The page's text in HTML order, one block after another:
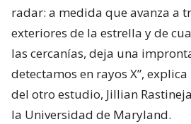
radar: a medida que avanza a
exteriores de la estrella y de
las cercanías, deja una
detectamos en rayos X”,
del otro estudio, Jillian
la Universidad de Maryland.